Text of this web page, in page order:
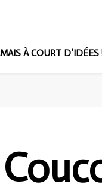
À COURT D’IDÉES